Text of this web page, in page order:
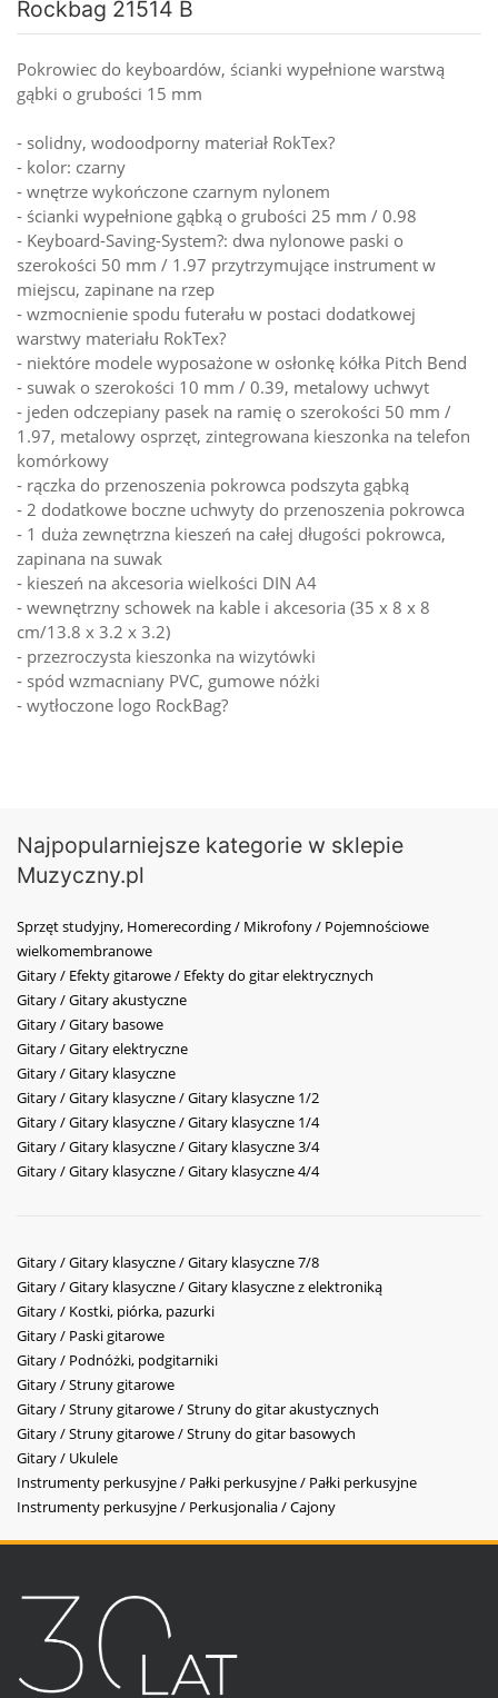
Rockbag 21514 B
Pokrowiec do keyboardów, ścianki wypełnione warstwą
gąbki o grubości 15 mm
- solidny, wodoodporny materiał RokTex?
- kolor: czarny
- wnętrze wykończone czarnym nylonem
- ścianki wypełnione gąbką o grubości 25 mm / 0.98
- Keyboard-Saving-System?: dwa nylonowe paski o
szerokości 50 mm / 1.97 przytrzymujące instrument w
miejscu, zapinane na rzep
- wzmocnienie spodu futerału w postaci dodatkowej
warstwy materiału RokTex?
- niektóre modele wyposażone w osłonkę kółka Pitch Bend
- suwak o szerokości 10 mm / 0.39, metalowy uchwyt
- jeden odczepiany pasek na ramię o szerokości 50 mm /
1.97, metalowy osprzęt, zintegrowana kieszonka na telefon
komórkowy
- rączka do przenoszenia pokrowca podszyta gąbką
- 2 dodatkowe boczne uchwyty do przenoszenia pokrowca
- 1 duża zewnętrzna kieszeń na całej długości pokrowca,
zapinana na suwak
- kieszeń na akcesoria wielkości DIN A4
- wewnętrzny schowek na kable i akcesoria (35 x 8 x 8
cm/13.8 x 3.2 x 3.2)
- przezroczysta kieszonka na wizytówki
- spód wzmacniany PVC, gumowe nóżki
- wytłoczone logo RockBag?
Najpopularniejsze kategorie w sklepie
Muzyczny.pl
Sprzęt studyjny, Homerecording / Mikrofony / Pojemnościowe
wielkomembranowe
Gitary / Efekty gitarowe / Efekty do gitar elektrycznych
Gitary / Gitary akustyczne
Gitary / Gitary basowe
Gitary / Gitary elektryczne
Gitary / Gitary klasyczne
Gitary / Gitary klasyczne / Gitary klasyczne 1/2
Gitary / Gitary klasyczne / Gitary klasyczne 1/4
Gitary / Gitary klasyczne / Gitary klasyczne 3/4
Gitary / Gitary klasyczne / Gitary klasyczne 4/4
Gitary / Gitary klasyczne / Gitary klasyczne 7/8
Gitary / Gitary klasyczne / Gitary klasyczne z elektroniką
Gitary / Kostki, piórka, pazurki
Gitary / Paski gitarowe
Gitary / Podnóżki, podgitarniki
Gitary / Struny gitarowe
Gitary / Struny gitarowe / Struny do gitar akustycznych
Gitary / Struny gitarowe / Struny do gitar basowych
Gitary / Ukulele
Instrumenty perkusyjne / Pałki perkusyjne / Pałki perkusyjne
Instrumenty perkusyjne / Perkusjonalia / Cajony